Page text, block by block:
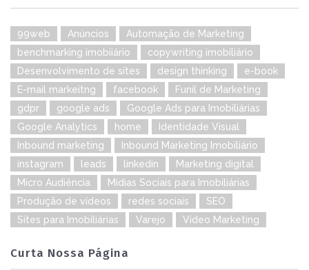
99web Anúncios
Automação de Marketing
benchmarking imobiiário
copywriting imobiliário
Desenvolvimento de sites
design thinking
e-book
E-mail markeitng
facebook
Funil de Marketing
gdpr
google ads
Google Ads para Imobiliárias
Google Analytics
home
Identidade Visual
Inbound marketing
Inbound Marketing Imobiliário
instagram
leads linkedin
Marketing digital
Micro Audiência
Mídias Sociais para Imobiliárias
Produção de vídeos
redes sociais
SEO
Sites para Imobiliárias
Varejo Video Marketing
Curta Nossa Página